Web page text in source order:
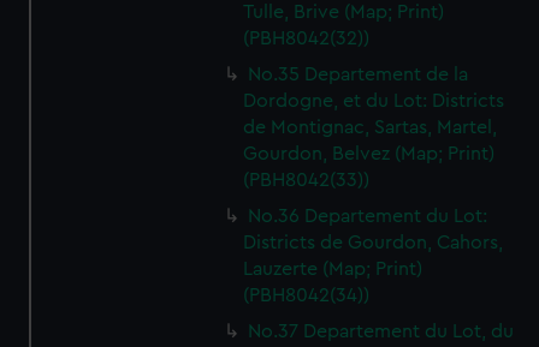
Tulle, Brive (Map; Print)
(PBH8042(32))
No.35 Departement de la
Dordogne, et du Lot: Districts
de Montignac, Sartas, Martel,
Gourdon, Belvez (Map; Print)
(PBH8042(33))
No.36 Departement du Lot:
Districts de Gourdon, Cahors,
Lauzerte (Map; Print)
(PBH8042(34))
No.37 Departement du Lot, du